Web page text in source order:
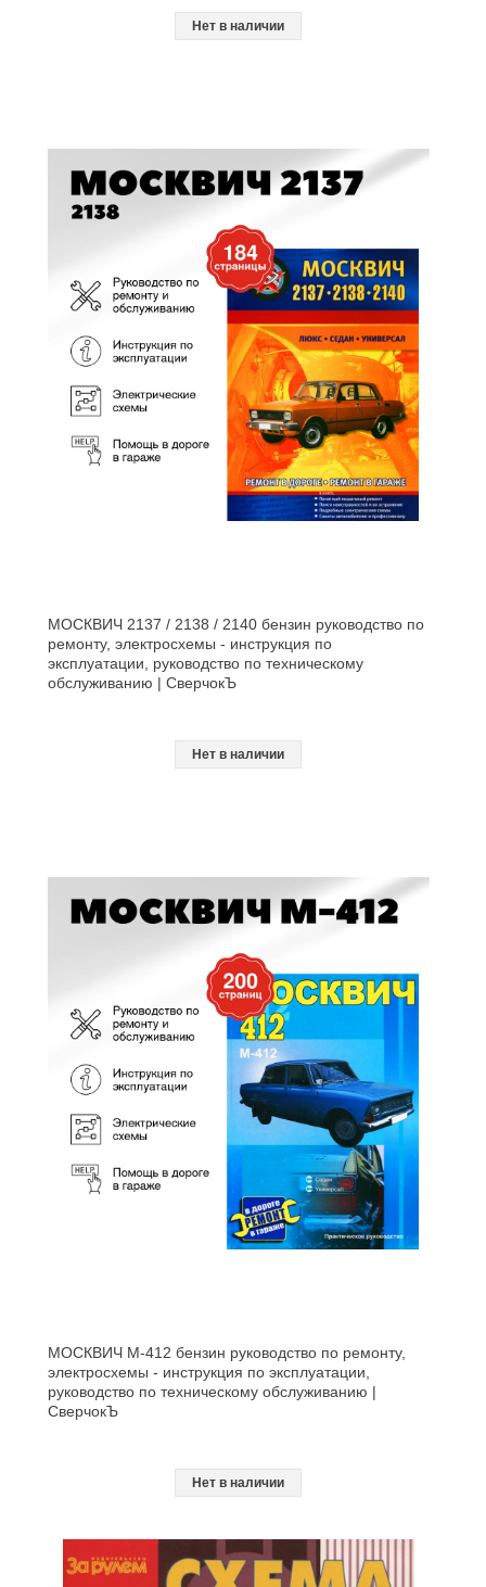
Нет в наличии
МОСКВИЧ 2137 / 2138 / 2140 бензин руководство по
ремонту, электросхемы - инструкция по
эксплуатации, руководство по техническому
обслуживанию | СверчокЪ
Нет в наличии
МОСКВИЧ М-412 бензин руководство по ремонту,
электросхемы - инструкция по эксплуатации,
руководство по техническому обслуживанию |
СверчокЪ
Нет в наличии